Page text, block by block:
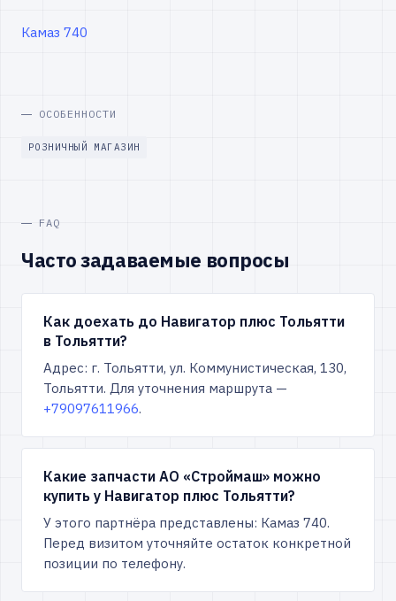
Камаз 740
ОСОБЕННОСТИ
РОЗНИЧНЫЙ МАГАЗИН
FAQ
Часто задаваемые вопросы
Как доехать до Навигатор плюс Тольятти
в Тольятти?
Адрес: г. Тольятти, ул. Коммунистическая, 130,
Тольятти. Для уточнения маршрута —
+79097611966.
Какие запчасти АО «Строймаш» можно
купить у Навигатор плюс Тольятти?
У этого партнёра представлены: Камаз 740.
Перед визитом уточняйте остаток конкретной
позиции по телефону.